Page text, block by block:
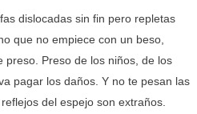
dislocadas sin fin pero repletas
que no empiece con un beso,
preso. Preso de los niños, de los
pagar los daños. Y no te pesan las
del espejo son extraños.